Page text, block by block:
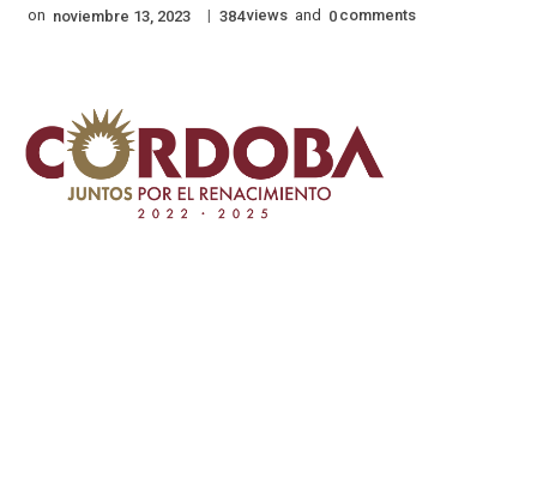
on noviembre 13, 2023 | 384views and 0 comments